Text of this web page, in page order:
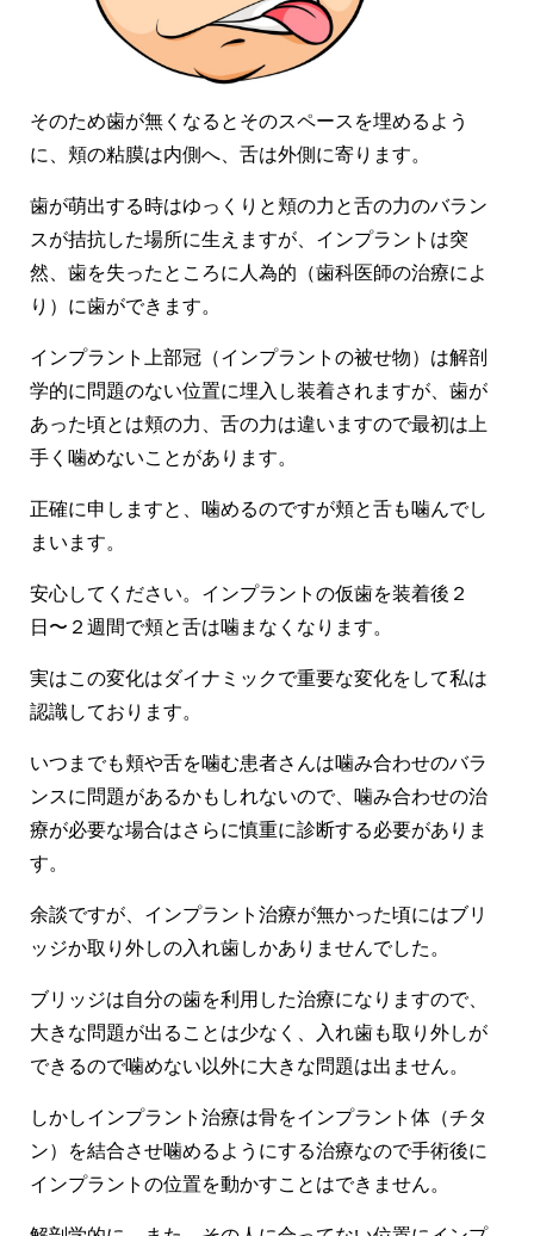
そのため歯が無くなるとそのスペースを埋めるよう
に、頬の粘膜は内側へ、舌は外側に寄ります。
歯が萌出する時はゆっくりと頬の力と舌の力のバラン
スが拮抗した場所に生えますが、インプラントは突
然、歯を失ったところに人為的（歯科医師の治療によ
り）に歯ができます。
インプラント上部冠（インプラントの被せ物）は解剖
学的に問題のない位置に埋入し装着されますが、歯が
あった頃とは頬の力、舌の力は違いますので最初は上
手く噛めないことがあります。
正確に申しますと、噛めるのですが頬と舌も噛んでし
まいます。
安心してください。インプラントの仮歯を装着後２
日〜２週間で頬と舌は噛まなくなります。
実はこの変化はダイナミックで重要な変化をして私は
認識しております。
いつまでも頬や舌を噛む患者さんは噛み合わせのバラ
ンスに問題があるかもしれないので、噛み合わせの治
療が必要な場合はさらに慎重に診断する必要がありま
す。
余談ですが、インプラント治療が無かった頃にはブリ
ッジか取り外しの入れ歯しかありませんでした。
ブリッジは自分の歯を利用した治療になりますので、
大きな問題が出ることは少なく、入れ歯も取り外しが
できるので噛めない以外に大きな問題は出ません。
しかしインプラント治療は骨をインプラント体（チタ
ン）を結合させ噛めるようにする治療なので手術後に
インプラントの位置を動かすことはできません。